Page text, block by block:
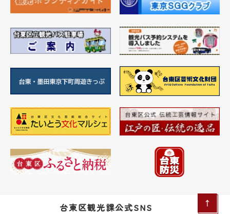
台東区観光課公式SNS